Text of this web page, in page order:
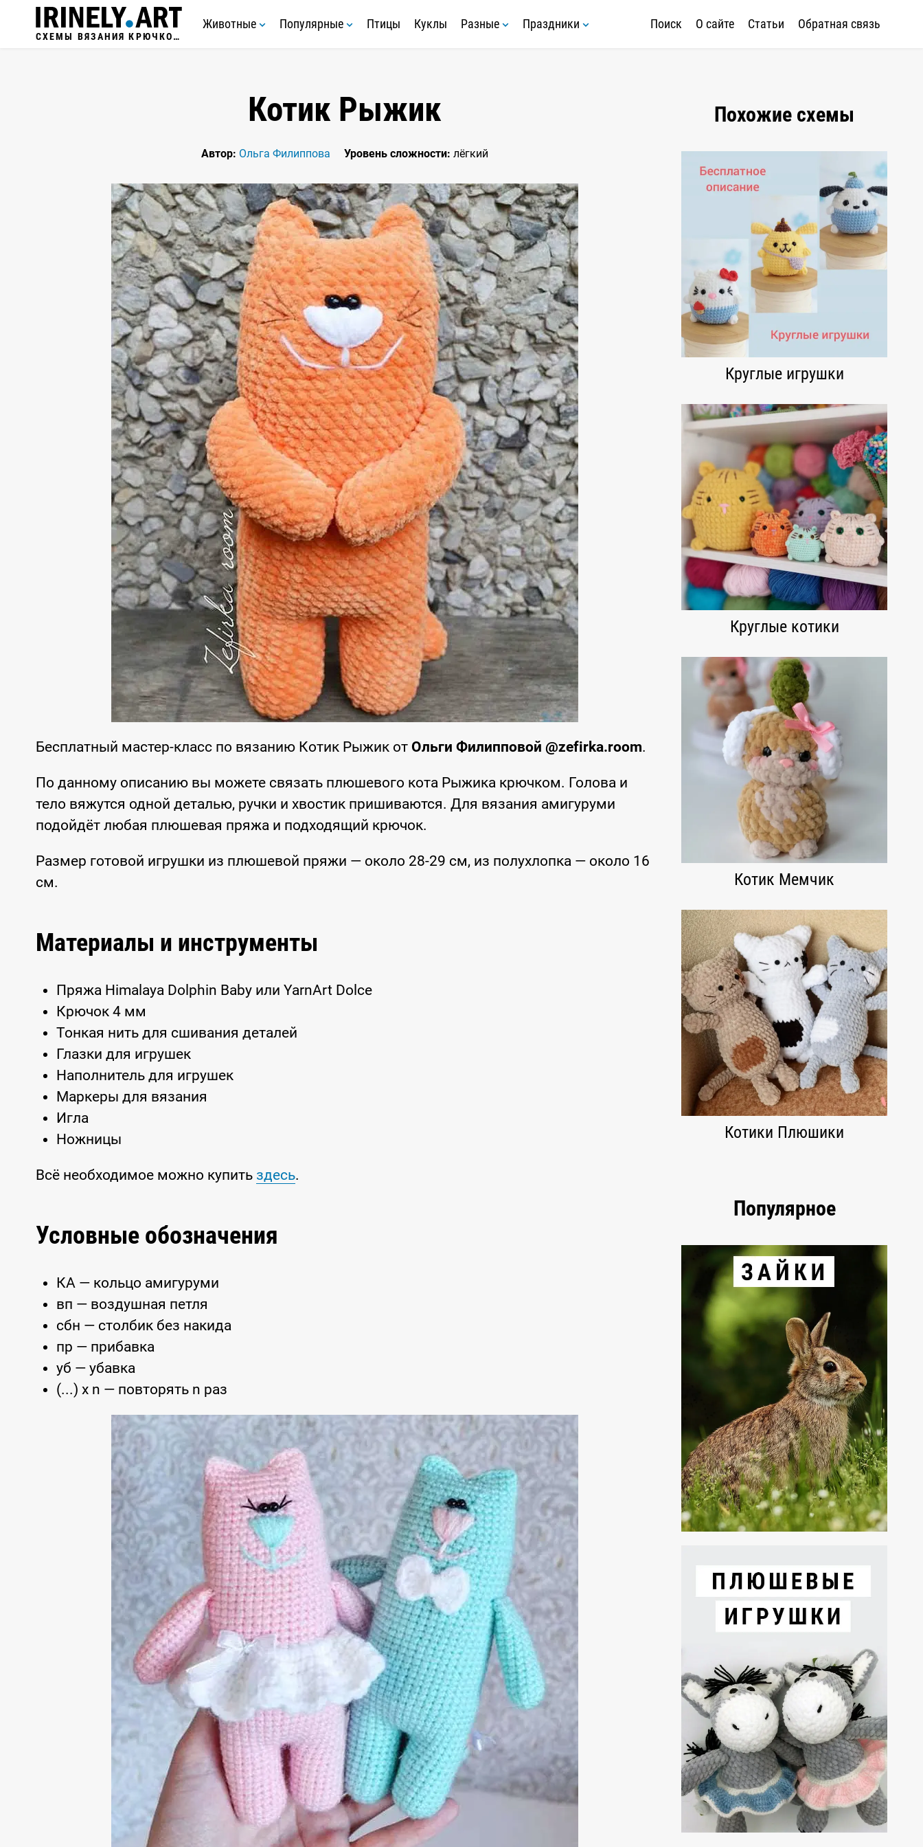
СХЕМЫ ВЯЗАНИЯ КРЮЧКОМ
Животные Популярные Птицы Куклы Разные Праздники Поиск О сайте Статьи Обратная связь
Котик Рыжик
Автор: Ольга Филиппова Уровень сложности: лёгкий
Бесплатный мастер-класс по вязанию Котик Рыжик от Ольги Филипповой @zefirka.room.
По данному описанию вы можете связать плюшевого кота Рыжика крючком. Голова и
тело вяжутся одной деталью, ручки и хвостик пришиваются. Для вязания амигуруми
подойдёт любая плюшевая пряжа и подходящий крючок.
Размер готовой игрушки из плюшевой пряжи — около 28-29 см, из полухлопка — около 16
см.
Материалы и инструменты
Пряжа Himalaya Dolphin Baby или YarnArt Dolce
Крючок 4 мм
Тонкая нить для сшивания деталей
Глазки для игрушек
Наполнитель для игрушек
Маркеры для вязания
Игла
Ножницы
Всё необходимое можно купить здесь.
Условные обозначения
КА — кольцо амигуруми
вп — воздушная петля
сбн — столбик без накида
пр — прибавка
уб — убавка
(...) x n — повторять n раз
Похожие схемы
Круглые игрушки
Круглые котики
Котик Мемчик
Котики Плюшики
Популярное